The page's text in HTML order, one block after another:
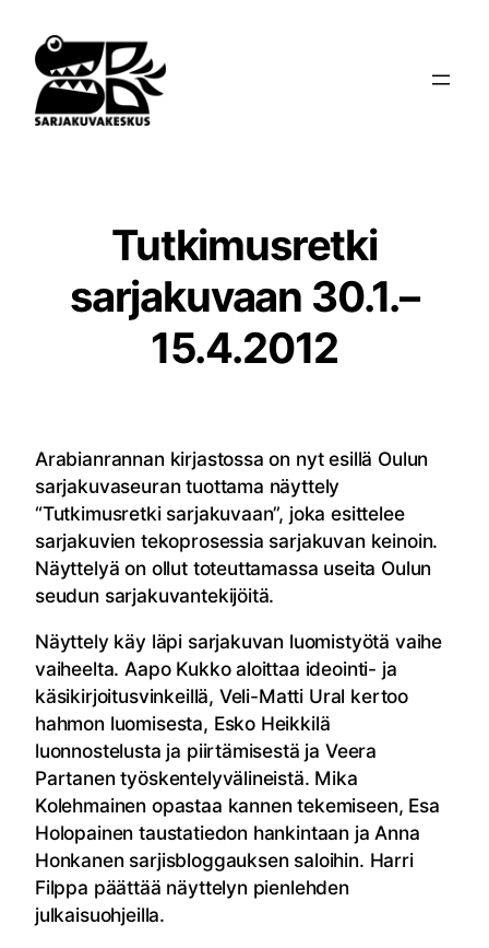
sisältöön
Tutkimusretki
sarjakuvaan 30.1.–
15.4.2012
Arabianrannan kirjastossa on nyt esillä Oulun
sarjakuvaseuran tuottama näyttely
“Tutkimusretki sarjakuvaan”, joka esittelee
sarjakuvien tekoprosessia sarjakuvan keinoin.
Näyttelyä on ollut toteuttamassa useita Oulun
seudun sarjakuvantekijöitä.
Näyttely käy läpi sarjakuvan luomistyötä vaihe
vaiheelta. Aapo Kukko aloittaa ideointi- ja
käsikirjoitusvinkeillä, Veli-Matti Ural kertoo
hahmon luomisesta, Esko Heikkilä
luonnostelusta ja piirtämisestä ja Veera
Partanen työskentelyvälineistä. Mika
Kolehmainen opastaa kannen tekemiseen, Esa
Holopainen taustatiedon hankintaan ja Anna
Honkanen sarjisbloggauksen saloihin. Harri
Filppa päättää näyttelyn pienlehden
julkaisuohjeilla.